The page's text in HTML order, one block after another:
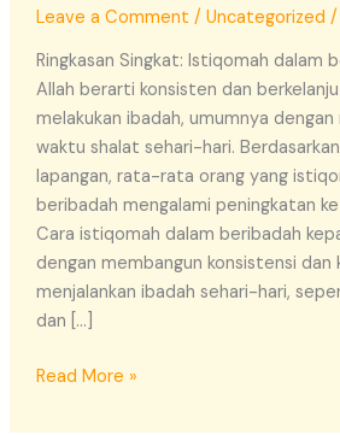
Leave a Comment / Uncategorized /
Ringkasan Singkat: Istiqomah dalam
Allah berarti konsisten dan
melakukan ibadah, umumnya
waktu shalat sehari-hari.
lapangan, rata-rata orang yang
beribadah mengalami peningkatan
Cara istiqomah dalam beribadah
dengan membangun konsistensi dan
menjalankan ibadah sehari-hari,
dan […]
Read More »